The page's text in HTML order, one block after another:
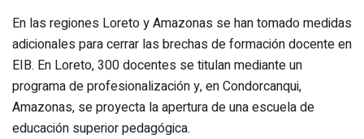
En las regiones Loreto y Amazonas se han tomado medidas
adicionales para cerrar las brechas de formación docente en
EIB. En Loreto, 300 docentes se titulan mediante un
programa de profesionalización y, en Condorcanqui,
Amazonas, se proyecta la apertura de una escuela de
educación superior pedagógica.